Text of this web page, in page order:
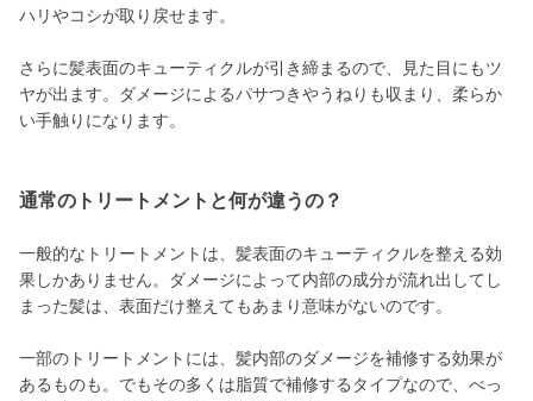
ハリやコシが取り戻せます。
さらに髪表面のキューティクルが引き締まるので、見た目にもツ
ヤが出ます。ダメージによるパサつきやうねりも収まり、柔らか
い手触りになります。
通常のトリートメントと何が違うの？
一般的なトリートメントは、髪表面のキューティクルを整える効
果しかありません。ダメージによって内部の成分が流れ出してし
まった髪は、表面だけ整えてもあまり意味がないのです。
一部のトリートメントには、髪内部のダメージを補修する効果が
あるものも。でもその多くは脂質で補修するタイプなので、べっ